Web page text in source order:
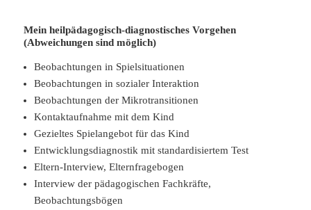
Mein heilpädagogisch-diagnostisches Vorgehen
(Abweichungen sind möglich)
Beobachtungen in Spielsituationen
Beobachtungen in sozialer Interaktion
Beobachtungen der Mikrotransitionen
Kontaktaufnahme mit dem Kind
Gezieltes Spielangebot für das Kind
Entwicklungsdiagnostik mit standardisiertem Test
Eltern-Interview, Elternfragebogen
Interview der pädagogischen Fachkräfte,
Beobachtungsbögen